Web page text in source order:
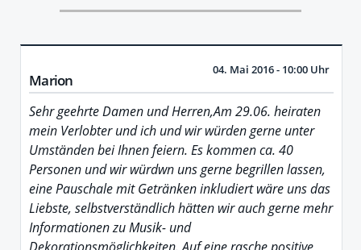
Marion
04. Mai 2016 - 10:00 Uhr
Sehr geehrte Damen und Herren,Am 29.06. heiraten
mein Verlobter und ich und wir würden gerne unter
Umständen bei Ihnen feiern. Es kommen ca. 40
Personen und wir würdwn uns gerne begrillen lassen,
eine Pauschale mit Getränken inkludiert wäre uns das
Liebste, selbstverständlich hätten wir auch gerne mehr
Informationen zu Musik- und